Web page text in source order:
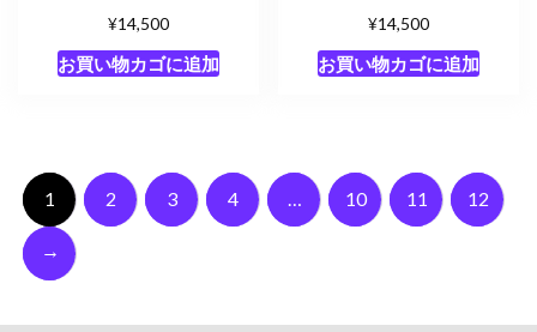
¥14,500
お買い物カゴに追加
¥14,500
お買い物カゴに追加
1 2 3 4 … 10 11 12
→